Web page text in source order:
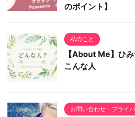
のポイント】
私のこと
【About Me】ひ
こんな人
お問い合わせ・プライ